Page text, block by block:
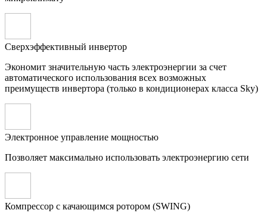
Сверхэффективный инвертор
Экономит значительную часть электроэнергии за счет
автоматического использования всех возможных
преимуществ инвертора (только в кондиционерах класса Sky)
Электронное управление мощностью
Позволяет максимально использовать электроэнергию сети
Компрессор с качающимся ротором (SWING)